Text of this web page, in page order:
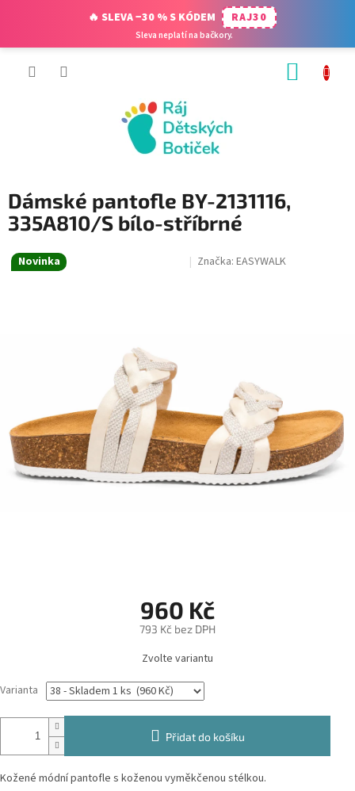
Dámské pantofle BY-2131116,
335A810/S bílo-stříbrné
Novinka Značka: EASYWALK
960 Kč
793 Kč bez DPH
Měrná
cena:
Zvolte variantu
Varianta
Přidat do košíku
Kožené módní pantofle s koženou vyměkčenou stélkou.
🔥 SLEVA −30 % S KÓDEM RAJ30
Sleva neplatí na bačkory.